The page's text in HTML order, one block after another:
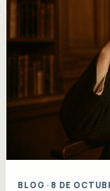
BLOG · 8 DE